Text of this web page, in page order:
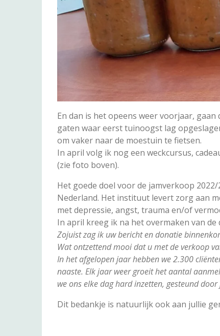
En dan is het opeens weer voorjaar,
gaten waar eerst tuinoogst lag
om vaker naar de moestuin te fietsen.
In april volg ik nog een weckcursus,
(zie foto boven).
Het goede doel voor de jamverkoop
Nederland. Het instituut levert zorg aan
met depressie, angst, trauma en/of
In april kreeg ik na het overmaken van
Zojuist zag ik uw bericht en donatie
Wat ontzettend mooi dat u met de verkoop
In het afgelopen jaar hebben we 2.300
naaste. Elk jaar weer groeit het aantal
we ons elke dag hard inzetten, gesteund
Dit bedankje is natuurlijk ook aan jullie